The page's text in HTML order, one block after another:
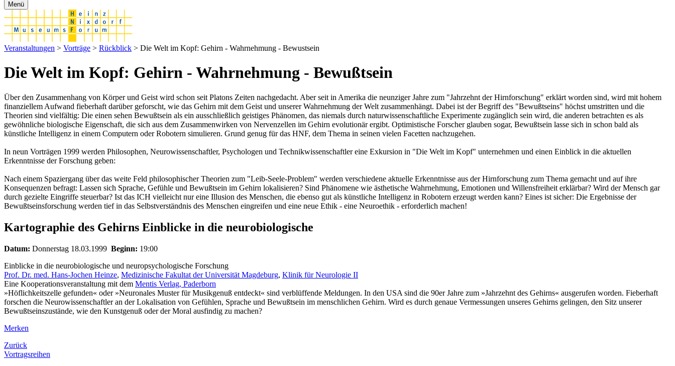
Menü
Veranstaltungen > Vorträge > Rückblick > Die Welt im Kopf: Gehirn - Wahrnehmung - Bewustsein
Die Welt im Kopf: Gehirn - Wahrnehmung - Bewußtsein
Über den Zusammenhang von Körper und Geist wird schon seit Platons Zeiten nachgedacht. Aber seit in Amerika die neunziger Jahre zum "Jahrzehnt der Hirnforschung" erklärt worden sind, wird mit hohem
finanziellem Aufwand fieberhaft darüber geforscht, wie das Gehirn mit dem Geist und unserer Wahrnehmung der Welt zusammenhängt. Dabei ist der Begriff des "Bewußtseins" höchst umstritten und die
Theorien sind vielfältig: Die einen sehen Bewußtsein als ein ausschließlich geistiges Phänomen, das niemals durch naturwissenschaftliche Experimente zugänglich sein wird, die anderen betrachten es als
gewöhnliche biologische Eigenschaft, die sich aus dem Zusammenwirken von Nervenzellen im Gehirn evolutionär ergibt. Optimistische Forscher glauben sogar, Bewußtsein lasse sich in schon bald als
künstliche Intelligenz in einem Computern oder Robotern simulieren. Grund genug für das HNF, dem Thema in seinen vielen Facetten nachzugehen.
In neun Vorträgen 1999 werden Philosophen, Neurowissenschaftler, Psychologen und Technikwissenschaftler eine Exkursion in "Die Welt im Kopf" unternehmen und einen Einblick in die aktuellen
Erkenntnisse der Forschung geben:
Nach einem Spaziergang über das weite Feld philosophischer Theorien zum "Leib-Seele-Problem" werden verschiedene aktuelle Erkenntnisse aus der Hirnforschung zum Thema gemacht und auf ihre
Konsequenzen befragt: Lassen sich Sprache, Gefühle und Bewußtsein im Gehirn lokalisieren? Sind Phänomene wie ästhetische Wahrnehmung, Emotionen und Willensfreiheit erklärbar? Wird der Mensch gar
durch gezielte Eingriffe steuerbar? Ist das ICH vielleicht nur eine Illusion des Menschen, die ebenso gut als künstliche Intelligenz in Robotern erzeugt werden kann? Eines ist sicher: Die Ergebnisse der
Bewußtseinsforschung werden tief in das Selbstverständnis des Menschen eingreifen und eine neue Ethik - eine Neuroethik - erforderlich machen!
Kartographie des Gehirns Einblicke in die neurobiologische
Datum: Donnerstag 18.03.1999 Beginn: 19:00
Einblicke in die neurobiologische und neuropsychologische Forschung
Prof. Dr. med. Hans-Jochen Heinze, Medizinische Fakultat der Universität Magdeburg, Klinik für Neurologie II
Eine Kooperationsveranstaltung mit dem Mentis Verlag, Paderborn
»Höflichkeitszelle gefunden« oder »Neuronales Muster für Musikgenuß entdeckt« sind verblüffende Meldungen. In den USA sind die 90er Jahre zum »Jahrzehnt des Gehirns« ausgerufen worden. Fieberhaft
forschen die Neurowissenschaftler an der Lokalisation von Gefühlen, Sprache und Bewußtsein im menschlichen Gehirn. Wird es durch genaue Vermessungen unseres Gehirns gelingen, den Sitz unserer
Bewußtseinszustände, wie den Kunstgenuß oder der Moral ausfindig zu machen?
Merken
Zurück
Vortragsreihen